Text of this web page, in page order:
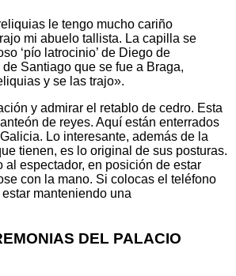
le tengo mucho cariño
mi abuelo tallista. La capilla se
‘pío latrocinio’ de Diego de
Santiago que se fue a Braga,
y se las trajo».
y admirar el retablo de cedro. Esta
de reyes. Aquí están enterrados
Lo interesante, además de la
tienen, es lo original de sus posturas.
al espectador, en posición de estar
con la mano. Si colocas el teléfono
manteniendo una
DEL PALACIO